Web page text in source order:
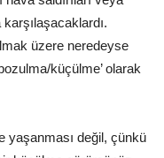
üzere neredeyse
küçülme’ olarak
yaşanması değil, çünkü